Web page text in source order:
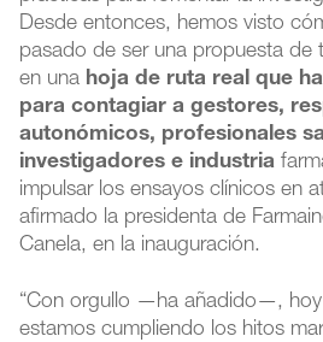
Desde entonces, hemos visto
pasado de ser una propuesta de
en una hoja de ruta real que
para contagiar a gestores,
autonómicos, profesionales
investigadores e industria
impulsar los ensayos clínicos en
afirmado la presidenta de
Canela, en la inauguración.
“Con orgullo —ha añadido—,
estamos cumpliendo los hitos